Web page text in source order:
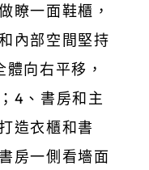
瞭一面鞋櫃，
內部空間堅持
向右平移，
4、書房和主
造衣櫃和書
房一側看墻面